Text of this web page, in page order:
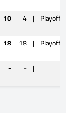
10 4 | Playoffs
18 18 | Playoffs
- - |